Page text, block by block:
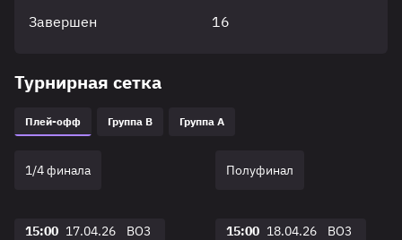
Завершен 16
Турнирная сетка
Плей-офф Группа B Группа A
1/4 финала
15:00 17.04.26
BO3
Полуфинал
15:00 18.04.26
BO3